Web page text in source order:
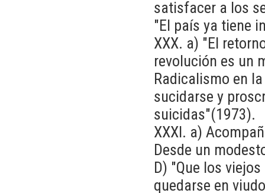
satisfacer a los
"El país ya tiene
XXX. a) "El
revolución es un
Radicalismo en
sucidarse y
suicidas"(1973).
XXXI. a)
Desde un
D) "Que los
quedarse en